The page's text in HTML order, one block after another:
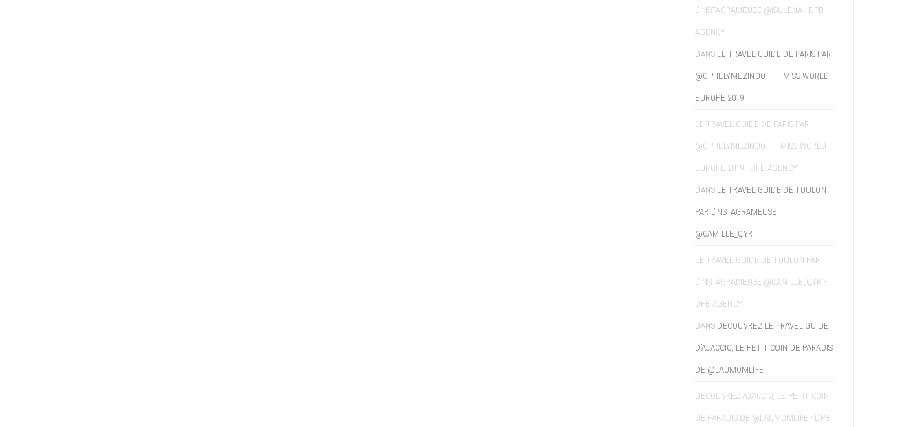
L'INSTAGRAMEUSE @ISULENA - DPB
AGENCY
DANS LE TRAVEL GUIDE DE PARIS PAR
@OPHELYMEZINOOFF – MISS WORLD
EUROPE 2019
LE TRAVEL GUIDE DE PARIS PAR
@OPHELYMEZINOOFF - MISS WORLD
EUROPE 2019 - DPB AGENCY
DANS LE TRAVEL GUIDE DE TOULON
PAR L’INSTAGRAMEUSE
@CAMILLE_QYR
LE TRAVEL GUIDE DE TOULON PAR
L'INSTAGRAMEUSE @CAMILLE_QYR -
DPB AGENCY
DANS DÉCOUVREZ LE TRAVEL GUIDE
D’AJACCIO, LE PETIT COIN DE PARADIS
DE @LAUMOMLIFE
DÉCOUVREZ AJACCIO, LE PETIT COIN
DE PARADIS DE @LAUMOMLIFE - DPB